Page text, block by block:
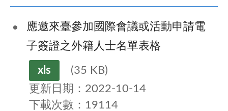
應邀來臺參加國際會議或活動申請電
子簽證之外籍人士名單表格
xls
(35 KB)
更新日期：2022-10-14
下載次數：19114